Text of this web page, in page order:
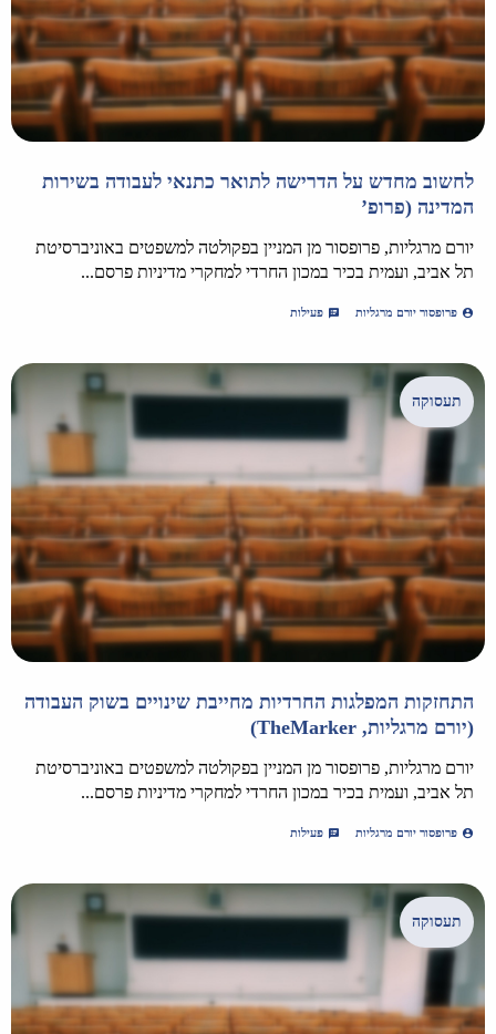
לחשוב מחדש על הדרישה לתואר כתנאי לעבודה בשירות
המדינה (פרופ’
יורם מרגליות, פרופסור מן המניין בפקולטה למשפטים באוניברסיטת
תל אביב, ועמית בכיר במכון החרדי למחקרי מדיניות פרסם...
פרופסור יורם מרגליות פעילות
התחזקות המפלגות החרדיות מחייבת שינויים בשוק העבודה
(יורם מרגליות, TheMarker)
יורם מרגליות, פרופסור מן המניין בפקולטה למשפטים באוניברסיטת
תל אביב, ועמית בכיר במכון החרדי למחקרי מדיניות פרסם...
פרופסור יורם מרגליות פעילות
תעסוקה
תעסוקה